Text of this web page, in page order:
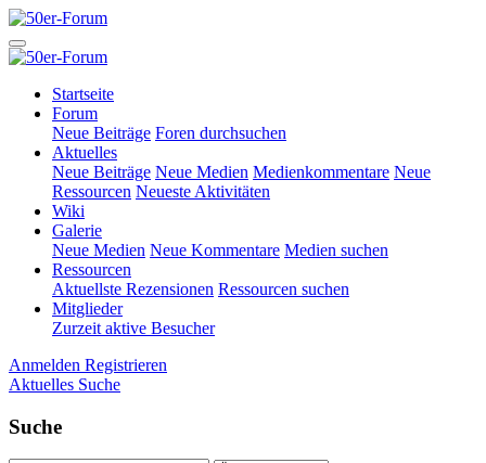
Startseite
Forum
Neue Beiträge Foren durchsuchen
Aktuelles
Neue Beiträge Neue Medien Medienkommentare Neue
Ressourcen Neueste Aktivitäten
Wiki
Galerie
Neue Medien Neue Kommentare Medien suchen
Ressourcen
Aktuellste Rezensionen Ressourcen suchen
Mitglieder
Zurzeit aktive Besucher
Anmelden Registrieren
Aktuelles Suche
Suche